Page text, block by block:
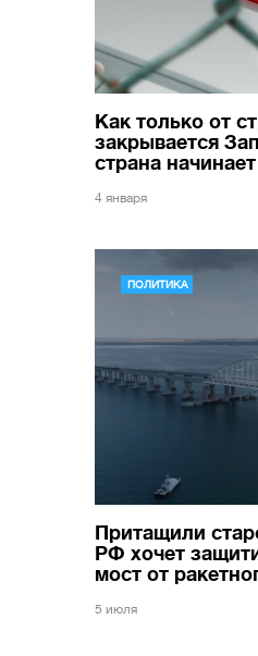
Как только от
закрывается
страна
4 января
ПОЛИТИКА
Притащили
РФ хочет
мост от
5 июля